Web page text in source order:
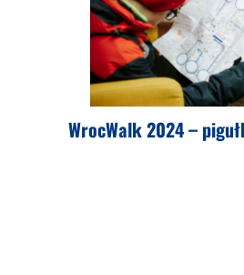
WrocWalk 2024 –